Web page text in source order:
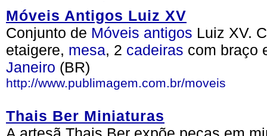
Móveis Antigos Luiz XV
Conjunto de Móveis antigos Luiz XV.
etaigere, mesa, 2 cadeiras com braço
Janeiro (BR)
http://www.publimagem.com.br/moveis
Thais Ber Miniaturas